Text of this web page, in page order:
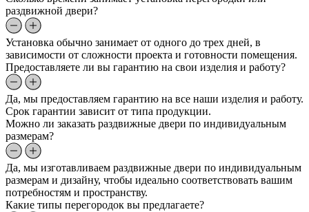
раздвижной двери?
Установка обычно занимает от одного до трех дней, в
зависимости от сложности проекта и готовности помещения.
Предоставляете ли вы гарантию на свои изделия и работу?
Да, мы предоставляем гарантию на все наши изделия и работу.
Срок гарантии зависит от типа продукции.
Можно ли заказать раздвижные двери по индивидуальным
размерам?
Да, мы изготавливаем раздвижные двери по индивидуальным
размерам и дизайну, чтобы идеально соответствовать вашим
потребностям и пространству.
Какие типы перегородок вы предлагаете?